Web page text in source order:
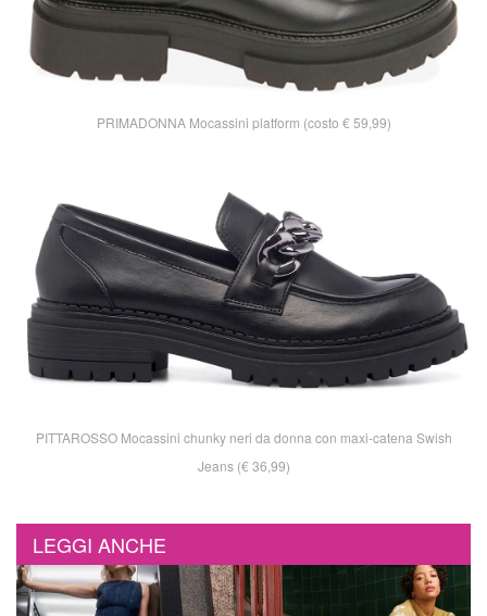
PRIMADONNA Mocassini platform (costo € 59,99)
PITTAROSSO Mocassini chunky neri da donna con maxi-catena Swish
Jeans (€ 36,99)
LEGGI ANCHE